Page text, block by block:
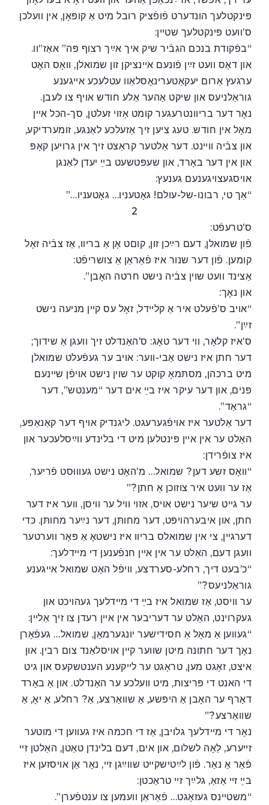
פּינקטלעך הונדערט פֿופֿציק רובל מיט אַ קופּאָן, אין וועלכן
ס’וועט פּינקטלעך שטײן:
“בפֿקודת בנכם הגבֿיר שיק איך אײַך רצוף פּה” אאַז”וו.
און דאָס וועט זײַן פֿונעם אײנציקן זון שמואלן, וואָס האָט
ערגעץ אַרום יעקאַטערינאָסלאַוו עטלעכע אײגענע
גוראַלניעס און שיקט אַהער אַלע חודש אויף צו לעבן.
נאָר דער בריוונטרעגער קומט אַזוי זעלטן, סך-הכּל אײן
מאָל אין חודש. טעג ציען זיך אַזעלכע לאַנגע, זומערדיקע,
און צבֿיה ווײנט. דער אַלטער קראַצט זיך אין גרויען קאָפּ
און אין דער באָרד, און שעפּטשעט בײַ יעדן לאַנגן
אויסגעצויגענעם גענעץ:
“אַך טי, רבונו-של-עולם! גאָטעניו… גאָטעניו…”
2
ס’טרעפֿט:
פֿון שמואלן, דעם רײַכן זון, קוםט אָן אַ בריוו, אַז צבֿיה זאָל
קומען. פֿון דער שנור איז פֿאַראַן אַ צושריפֿט:
אַצינד וועט שוין צבֿיה נישט חרטה האָבן”.
און נאָך:
“אויב ס’פֿעלט איר אַ קלײדל, זאָל עס קײן מניעה נישט
זײַן”.
ס’איז קלאָר, ווי דער טאָג: ס’האַנדלט זיך וועגן אַ שידוך;
דער חתן איז נישט אַבי-ווער: אויב ער געפֿעלט שמואלן
מיט ברכהן, מסתּמאָ קוקט ער שוין נישט אויפֿן שײנעם
פּנים, און דער עיקר איז בײַ אים דער “מענטש”, דער
“גראַד”.
דער אַלטער איז אויפֿגערעגט. ליגנדיק אויף דער קאַנאַפּע,
האַלט ער אין אײן פּינטלען מיט די בלינדע ווײַסלעכער און
איז צופֿרידן:
“וואָס זשע דען? שמואל… מ’האָט נישט געוווּסט פֿריער,
אַז ער וועט איר צוזוכן אַ חתן?”
ער גײט שיער נישט אויס, אזוי וויל ער וויסן, ווער איז דער
חתן, און איבערהויפּט, דער מחותּן, דער נײַער מחותּן. כּדי
דערגײן, צי אין שמואלס בריוו איז נישטאָ אַ פּאָר ווערטער
וועגן דעם, האַלט ער אין אײן חנפֿענען די מײדלעך:
“כ’בעט דיך, רחלע-סערדצע, וויפֿל האָט שמואל אײגענע
גוראַלניעס?”
ער וויסט, אַז שמואל איז בײַ די מײדלעך געהויכט און
געקרוינט, האַלט ער דעריבער אין אײן רעדן צו זיך אַלײן:
“געווען אַ מאָל אַ חסידישער יונגערמאַן, שמואל… געפֿאָרן
נאָך דער חתונה מיטן שווער קײן אויסלאַנד צום רבין. און
איצט, זאָגט מען, טראָגט ער לײקענע הענטשקעס און גיט
די האנט די פּריצות, מיט וועלכע ער האַנדלט. און אַ באָרד
דאַרף ער האָבן אַ היפּשע, אַ שוואַרצע, אַ? רחלע, אַ יאָ, אַ
שוואַרצע?”
נאָר די מײדלעך גלויבן, אַז די חכמה איז געווען די מוטער
זײערע, לֵאָה לשלום, און אים, דעם בלינדן טאַטן, האַלטן זײ
פֿאַר אַ נאַר. פֿון לײַטישקײט שווײַגן זײ, נאָר אַן אויסזען איז
בײַ זײ אַזאַ, גלײַך זײ טראַכטן:
“משטײנס געזאָגט… פֿאַראַן וועמען צו ענטפֿערן”.